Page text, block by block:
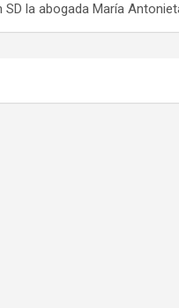
SD la abogada María